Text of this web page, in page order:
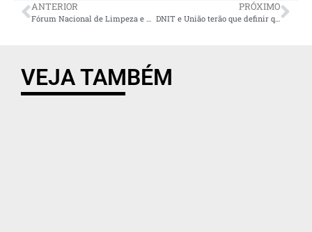
ANTERIOR
Fórum Nacional de Limpeza e Manejo de Sólidos tem representação de Campo Largo
PRÓXIMO
DNIT e União terão que definir quem cuida das praças de pedágio no Paraná
VEJA TAMBÉM